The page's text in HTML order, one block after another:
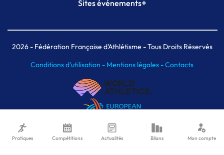
Plateforme Formation
Sites événements+
Meeting de Paris indoor
MAIF Ekiden de Paris
2026- Fédération Française d'Athlétisme - Tous Droits Réservés
Conditions d'utilisation - Mentions légales -Contacts
Pratiques Compétitions Actualités Bilans Mon compte